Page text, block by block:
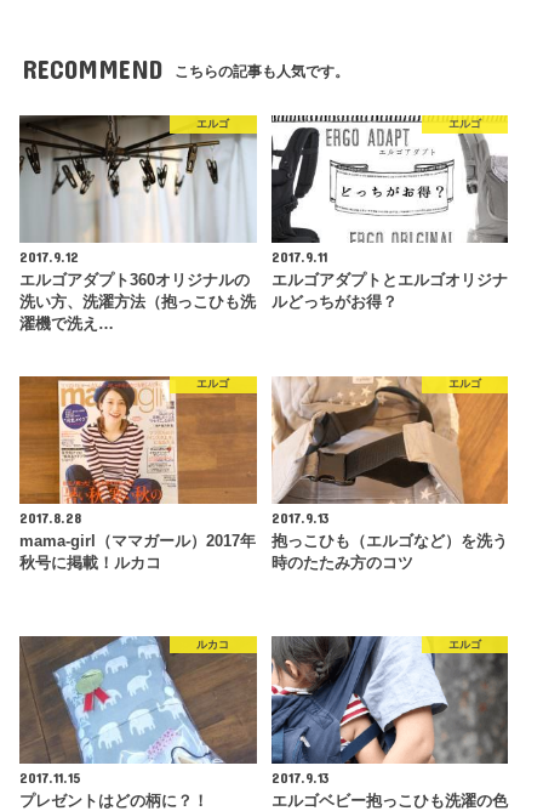
RECOMMEND こちらの記事も人気です。
エルゴ
2017.9.12
エルゴアダプト360オリジナルの
洗い方、洗濯方法（抱っこひも洗
濯機で洗え…
エルゴ
2017.9.11
エルゴアダプトとエルゴオリジナ
ルどっちがお得？
エルゴ
2017.8.28
mama-girl（ママガール）2017年
秋号に掲載！ルカコ
エルゴ
2017.9.13
抱っこひも（エルゴなど）を洗う
時のたたみ方のコツ
ルカコ
2017.11.15
プレゼントはどの柄に？！
エルゴ
2017.9.13
エルゴベビー抱っこひも洗濯の色